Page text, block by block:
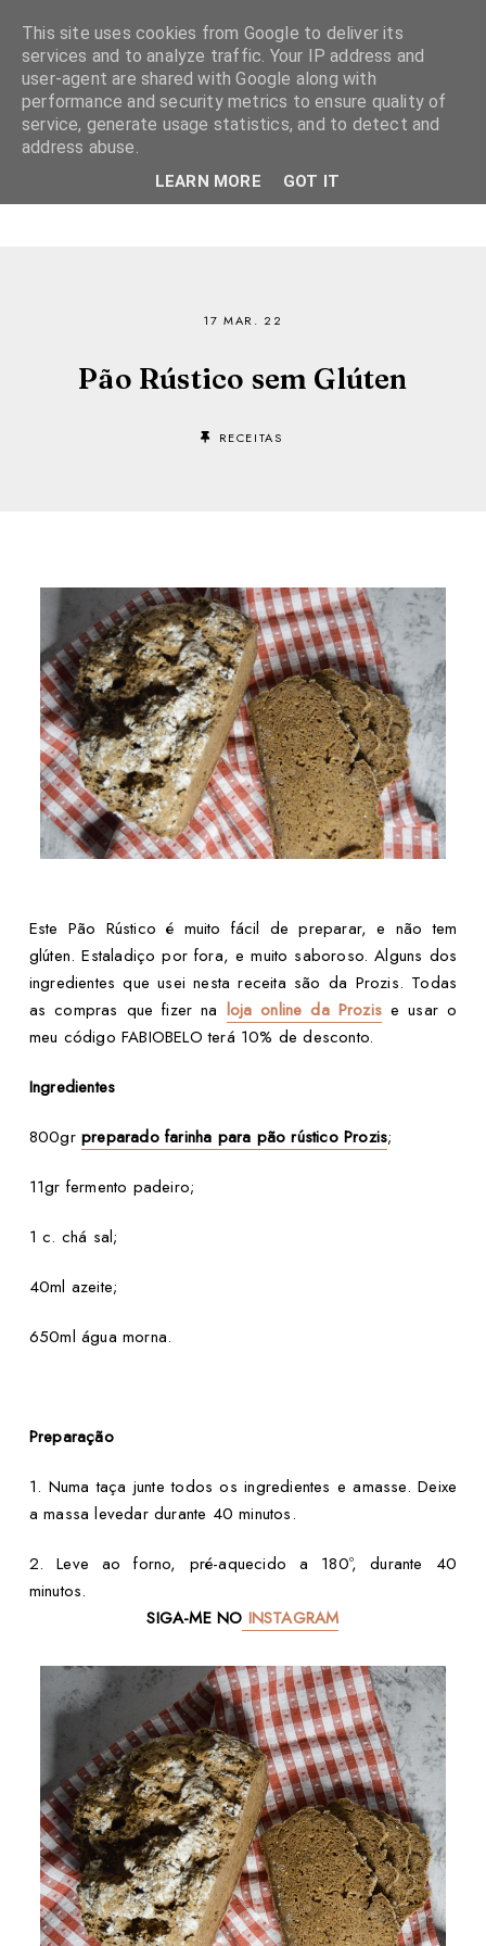
17 MAR. 22
Pão Rústico sem Glúten
RECEITAS
Este Pão Rústico é muito fácil de preparar, e não tem
glúten. Estaladiço por fora, e muito saboroso. Alguns dos
ingredientes que usei nesta receita são da Prozis. Todas
as compras que fizer na loja online da Prozis e usar o
meu código FABIOBELO terá 10% de desconto.
Ingredientes
800grpreparado farinha para pão rústico Prozis;
11gr fermento padeiro;
1 c. chá sal;
40ml azeite;
650ml água morna.
Preparação
1. Numa taça junte todos os ingredientes e amasse. Deixe
a massa levedar durante 40 minutos.
2. Leve ao forno, pré-aquecido a 180º, durante 40
minutos.
SIGA-ME NO INSTAGRAM
This site uses cookies from Google to deliver its
services and to analyze traffic. Your IP address and
user-agent are shared with Google along with
performance and security metrics to ensure quality of
service, generate usage statistics, and to detect and
address abuse.
LEARN MORE GOT IT